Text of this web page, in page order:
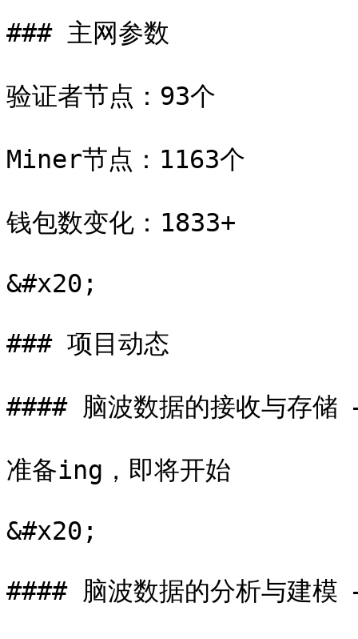
### 主网参数
验证者节点：93个
Miner节点：1163个
钱包数变化：1833+
&#x20;
### 项目动态
#### 脑波数据的接收与存储
准备ing，即将开始
&#x20;
#### 脑波数据的分析与建模